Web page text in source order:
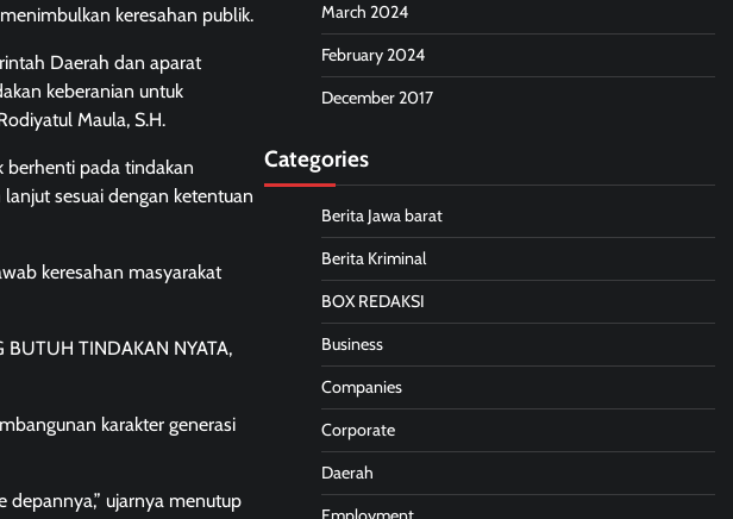
keresahan publik.
Daerah dan aparat
keberanian untuk
Maula, S.H.
berhenti pada tindakan
sesuai dengan ketentuan
keresahan masyarakat
BUTUH TINDAKAN NYATA,
karakter generasi
depannya,” ujarnya menutup
March 2024
February 2024
December 2017
Categories
Berita Jawa barat
Berita Kriminal
BOX REDAKSI
Business
Companies
Corporate
Daerah